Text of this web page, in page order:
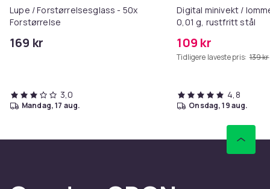
Lupe / Forstørrelsesglass - 50x
Forstørrelse
169 kr
3,0
mandag, 17 aug.
Digital minivekt /
0,01 g, rustfritt stål
109 kr
Tidligere laveste pris: 139 kr
4,8
onsdag, 19 aug.